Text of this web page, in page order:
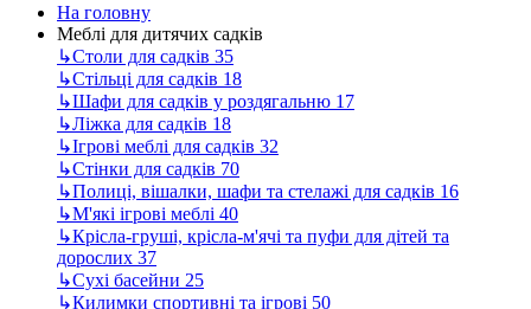
На головну
Меблі для дитячих садків
↳Столи для садків 35
↳Стільці для садків 18
↳Шафи для садків у роздягальню 17
↳Ліжка для садків 18
↳Ігрові меблі для садків 32
↳Стінки для садків 70
↳Полиці, вішалки, шафи та стелажі для садків 16
↳М'які ігрові меблі 40
↳Крісла-груші, крісла-м'ячі та пуфи для дітей та
дорослих 37
↳Сухі басейни 25
↳Килимки спортивні та ігрові 50